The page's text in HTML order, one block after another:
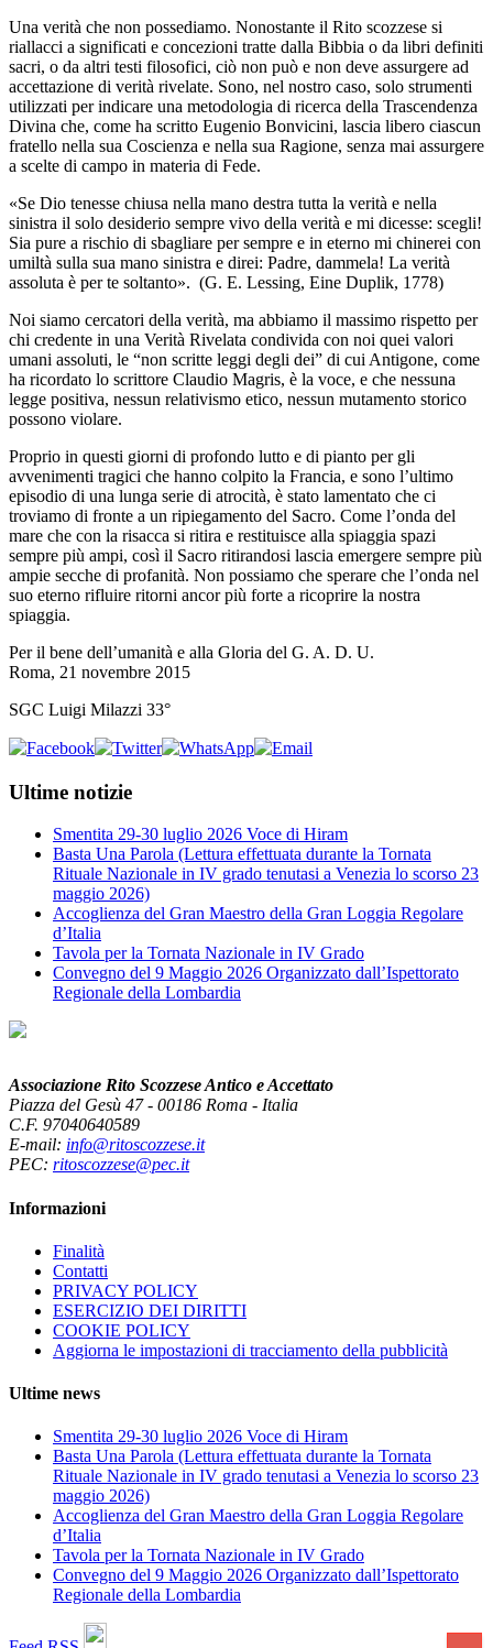
Una verità che non possediamo. Nonostante il Rito scozzese si
riallacci a significati e concezioni tratte dalla Bibbia o da libri definiti
sacri, o da altri testi filosofici, ciò non può e non deve assurgere ad
accettazione di verità rivelate. Sono, nel nostro caso, solo strumenti
utilizzati per indicare una metodologia di ricerca della Trascendenza
Divina che, come ha scritto Eugenio Bonvicini, lascia libero ciascun
fratello nella sua Coscienza e nella sua Ragione, senza mai assurgere
a scelte di campo in materia di Fede.
«Se Dio tenesse chiusa nella mano destra tutta la verità e nella
sinistra il solo desiderio sempre vivo della verità e mi dicesse: scegli!
Sia pure a rischio di sbagliare per sempre e in eterno mi chinerei con
umiltà sulla sua mano sinistra e direi: Padre, dammela! La verità
assoluta è per te soltanto». (G. E. Lessing, Eine Duplik, 1778)
Noi siamo cercatori della verità, ma abbiamo il massimo rispetto per
chi credente in una Verità Rivelata condivida con noi quei valori
umani assoluti, le “non scritte leggi degli dei” di cui Antigone, come
ha ricordato lo scrittore Claudio Magris, è la voce, e che nessuna
legge positiva, nessun relativismo etico, nessun mutamento storico
possono violare.
Proprio in questi giorni di profondo lutto e di pianto per gli
avvenimenti tragici che hanno colpito la Francia, e sono l’ultimo
episodio di una lunga serie di atrocità, è stato lamentato che ci
troviamo di fronte a un ripiegamento del Sacro. Come l’onda del
mare che con la risacca si ritira e restituisce alla spiaggia spazi
sempre più ampi, così il Sacro ritirandosi lascia emergere sempre più
ampie secche di profanità. Non possiamo che sperare che l’onda nel
suo eterno rifluire ritorni ancor più forte a ricoprire la nostra
spiaggia.
Per il bene dell’umanità e alla Gloria del G. A. D. U.
Roma, 21 novembre 2015
SGC Luigi Milazzi 33°
Ultime notizie
Smentita 29-30 luglio 2026 Voce di Hiram
Basta Una Parola (Lettura effettuata durante la Tornata
Rituale Nazionale in IV grado tenutasi a Venezia lo scorso 23
maggio 2026)
Accoglienza del Gran Maestro della Gran Loggia Regolare
d’Italia
Tavola per la Tornata Nazionale in IV Grado
Convegno del 9 Maggio 2026 Organizzato dall’Ispettorato
Regionale della Lombardia
Associazione Rito Scozzese Antico e Accettato
Piazza del Gesù 47 - 00186 Roma - Italia
C.F. 97040640589
E-mail: info@ritoscozzese.it
PEC: ritoscozzese@pec.it
Informazioni
Finalità
Contatti
PRIVACY POLICY
ESERCIZIO DEI DIRITTI
COOKIE POLICY
Aggiorna le impostazioni di tracciamento della pubblicità
Ultime news
Smentita 29-30 luglio 2026 Voce di Hiram
Basta Una Parola (Lettura effettuata durante la Tornata
Rituale Nazionale in IV grado tenutasi a Venezia lo scorso 23
maggio 2026)
Accoglienza del Gran Maestro della Gran Loggia Regolare
d’Italia
Tavola per la Tornata Nazionale in IV Grado
Convegno del 9 Maggio 2026 Organizzato dall’Ispettorato
Regionale della Lombardia